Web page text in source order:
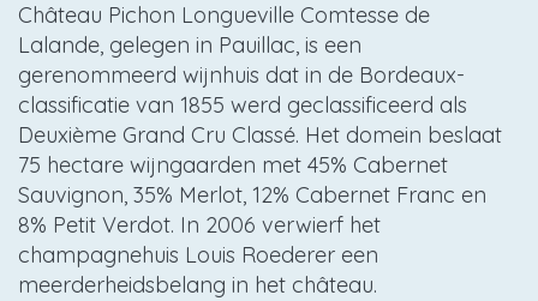
Château Pichon Longueville Comtesse de
Lalande, gelegen in Pauillac, is een
gerenommeerd wijnhuis dat in de Bordeaux-
classificatie van 1855 werd geclassificeerd als
Deuxième Grand Cru Classé. Het domein beslaat
75 hectare wijngaarden met 45% Cabernet
Sauvignon, 35% Merlot, 12% Cabernet Franc en
8% Petit Verdot. In 2006 verwierf het
champagnehuis Louis Roederer een
meerderheidsbelang in het château.